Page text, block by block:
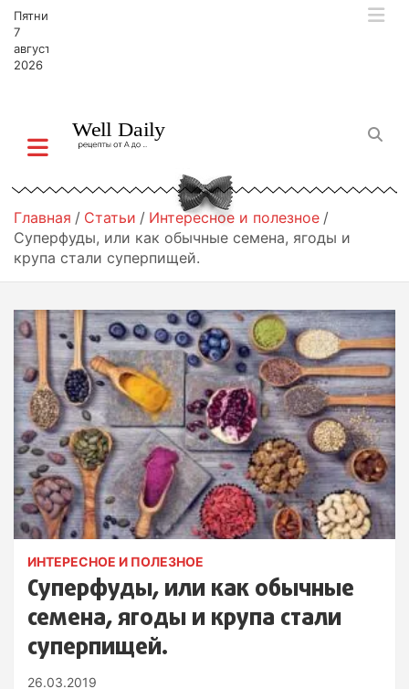
Пятница,
7
августа,
2026
Главная Статьи
Интересное и полезное
Суперфуды, или как обычные семена, ягоды и
крупа стали суперпищей.
ИНТЕРЕСНОЕ И ПОЛЕЗНОЕ
Суперфуды, или как обычные
семена, ягоды и крупа стали
суперпищей.
26.03.2019